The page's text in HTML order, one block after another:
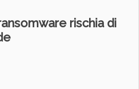
rischia di